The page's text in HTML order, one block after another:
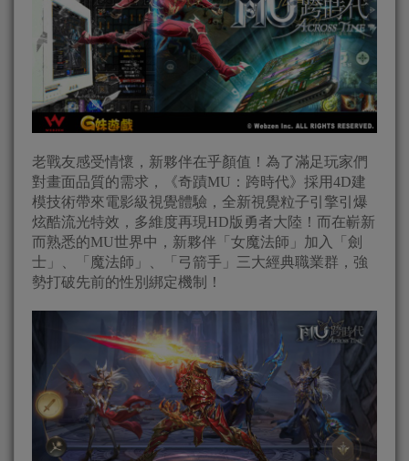
老戰友感受情懷，新夥伴在乎顏值！為了滿足玩家們
對畫面品質的需求，《奇蹟MU：跨時代》採用4D建
模技術帶來電影級視覺體驗，全新視覺粒子引擎引爆
炫酷流光特效，多維度再現HD版勇者大陸！而在嶄新
而熟悉的MU世界中，新夥伴「女魔法師」加入「劍
士」、「魔法師」、「弓箭手」三大經典職業群，強
勢打破先前的性別綁定機制！